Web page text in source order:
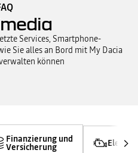
Services, Smartphone-
Sie alles an Bord mit My Dacia
können
Finanzierung und
Versicherung